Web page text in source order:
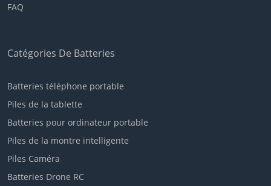
FAQ
Catégories De Batteries
Batteries téléphone portable
Piles de la tablette
Batteries pour ordinateur portable
Piles de la montre intelligente
Piles Caméra
Batteries Drone RC